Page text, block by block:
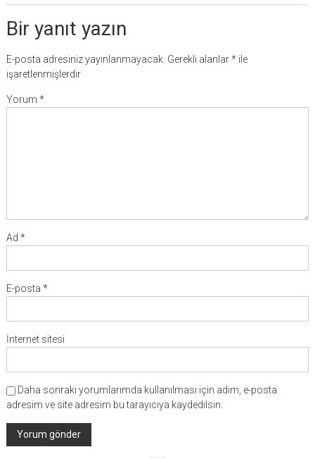
Bir yanıt yazın
E-posta adresiniz yayınlanmayacak. Gerekli alanlar*ile
işaretlenmişlerdir
Yorum *
Ad *
E-posta *
İnternet sitesi
Daha sonraki yorumlarımda kullanılması için adım, e-posta
adresim ve site adresim bu tarayıcıya kaydedilsin.